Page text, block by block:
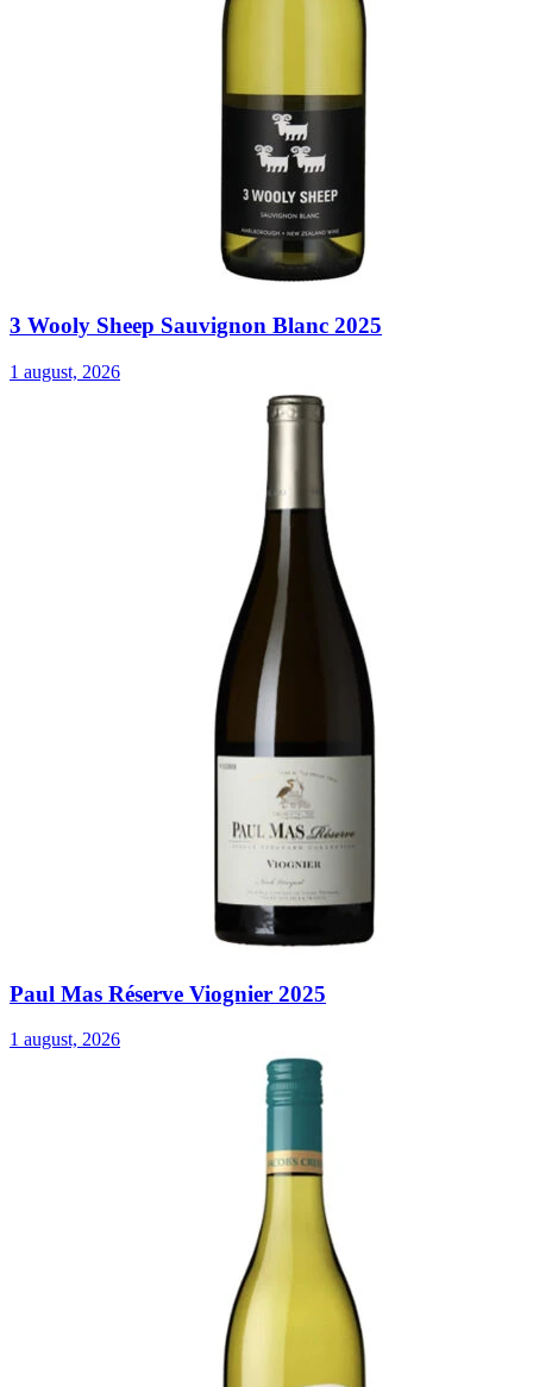
3 Wooly Sheep Sauvignon Blanc 2025
1 august, 2026
Paul Mas Réserve Viognier 2025
1 august, 2026